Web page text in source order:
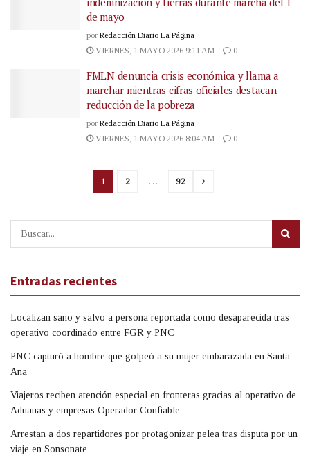
de mayo
por Redacción Diario La Página
VIERNES, 1 MAYO 2026 9:11 AM
0
FMLN denuncia crisis económica y llama a
marchar mientras cifras oficiales destacan
reducción de la pobreza
por Redacción Diario La Página
VIERNES, 1 MAYO 2026 8:04 AM
0
1 2 … 92
Entradas recientes
Localizan sano y salvo a persona reportada como desaparecida tras
operativo coordinado entre FGR y PNC
PNC capturó a hombre que golpeó a su mujer embarazada en Santa
Ana
Viajeros reciben atención especial en fronteras gracias al operativo de
Aduanas y empresas Operador Confiable
Arrestan a dos repartidores por protagonizar pelea tras disputa por un
viaje en Sonsonate